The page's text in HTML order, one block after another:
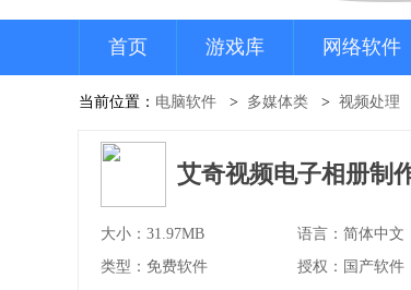
首页 游戏库 网络软件
当前位置： 电脑软件 多媒体类 视频处理
艾奇视频电子相册制
大小：31.97MB 语言：简体中文
类型：免费软件
授权：国产软件